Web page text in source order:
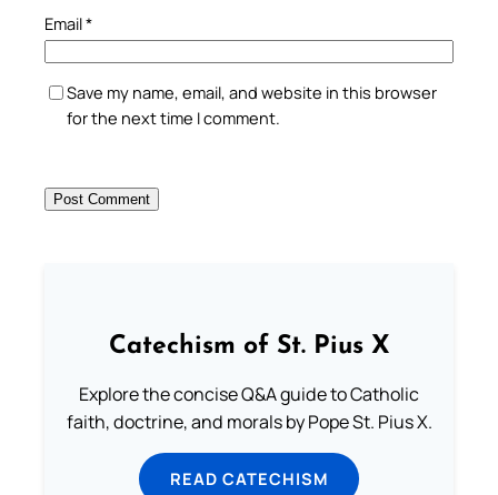
Email*
Save my name, email, and website in this browser
for the next time I comment.
Catechism of St. Pius X
Explore the concise Q&A guide to Catholic
faith, doctrine, and morals by Pope St. Pius X.
READ CATECHISM